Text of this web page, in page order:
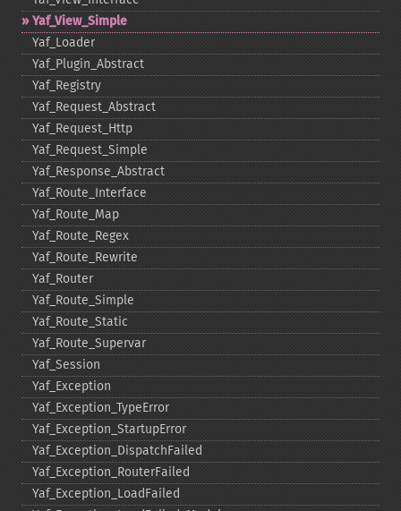
Yaf_​View_​Simple
Yaf_​Loader
Yaf_​Plugin_​Abstract
Yaf_​Registry
Yaf_​Request_​Abstract
Yaf_​Request_​Http
Yaf_​Request_​Simple
Yaf_​Response_​Abstract
Yaf_​Route_​Interface
Yaf_​Route_​Map
Yaf_​Route_​Regex
Yaf_​Route_​Rewrite
Yaf_​Router
Yaf_​Route_​Simple
Yaf_​Route_​Static
Yaf_​Route_​Supervar
Yaf_​Session
Yaf_​Exception
Yaf_​Exception_​TypeError
Yaf_​Exception_​StartupError
Yaf_​Exception_​DispatchFailed
Yaf_​Exception_​RouterFailed
Yaf_​Exception_​LoadFailed